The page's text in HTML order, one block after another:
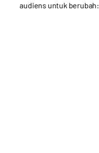
audiens untuk berubah: